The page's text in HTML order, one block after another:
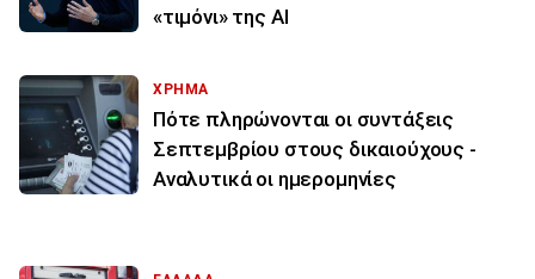
«τιμόνι» της ΑΙ
ΧΡΗΜΑ
Πότε πληρώνονται οι συντάξεις
Σεπτεμβρίου στους δικαιούχους -
Αναλυτικά οι ημερομηνίες